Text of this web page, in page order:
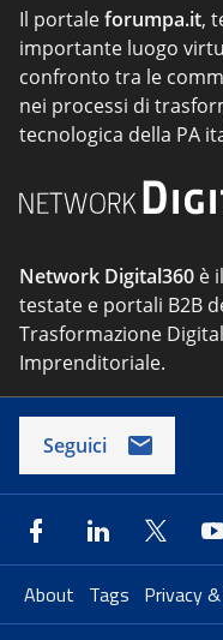
Il portaleforumpa.it,
importante luogo
confronto tra le
nei processi di
tecnologica della PA
Network Digital360 è
testate e portali B2B
Trasformazione
Imprenditoriale.
Seguici
About Tags Privacy